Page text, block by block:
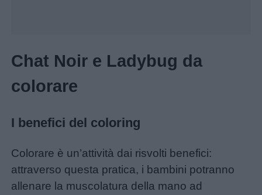
Chat Noir e Ladybug da
colorare
I benefici del coloring
Colorare è un’attività dai risvolti benefici:
attraverso questa pratica, i bambini potranno
allenare la muscolatura della mano ad